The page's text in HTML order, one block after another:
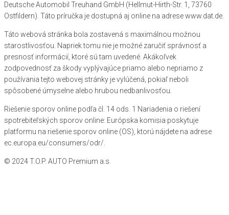
Deutsche Automobil Treuhand GmbH (Hellmut-Hirth-Str. 1, 73760
Ostfildern). Táto príručka je dostupná aj online na adrese www.dat.de.
Táto webová stránka bola zostavená s maximálnou možnou
starostlivosťou. Napriek tomu nie je možné zaručiť správnosť a
presnosť informácií, ktoré sú tam uvedené. Akákoľvek
zodpovednosť za škody vyplývajúce priamo alebo nepriamo z
používania tejto webovej stránky je vylúčená, pokiaľ neboli
spôsobené úmyselne alebo hrubou nedbanlivosťou.
Riešenie sporov online podľa čl. 14 ods. 1 Nariadenia o riešení
spotrebiteľských sporov online: Európska komisia poskytuje
platformu na riešenie sporov online (OS), ktorú nájdete na adrese
ec.europa.eu/consumers/odr/.
© 2024 T.O.P. AUTO Premium a.s.